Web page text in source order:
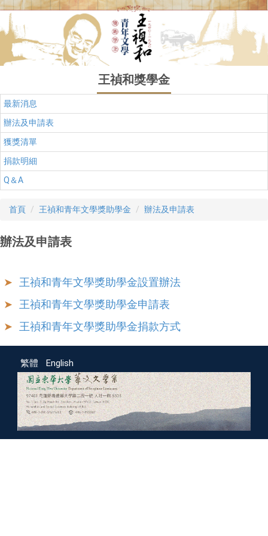
跳
到
主
要
內
王禎和獎學金
最新消息
辦法及申請表
獲獎清單
捐款明細
Q＆A
首頁 王禎和青年文學獎助學金 辦法及申請表
辦法及申請表
王禎和青年文學獎助學金設置辦法
王禎和青年文學獎助學金申請表
王禎和青年文學獎助學金捐款方式
繁體 English